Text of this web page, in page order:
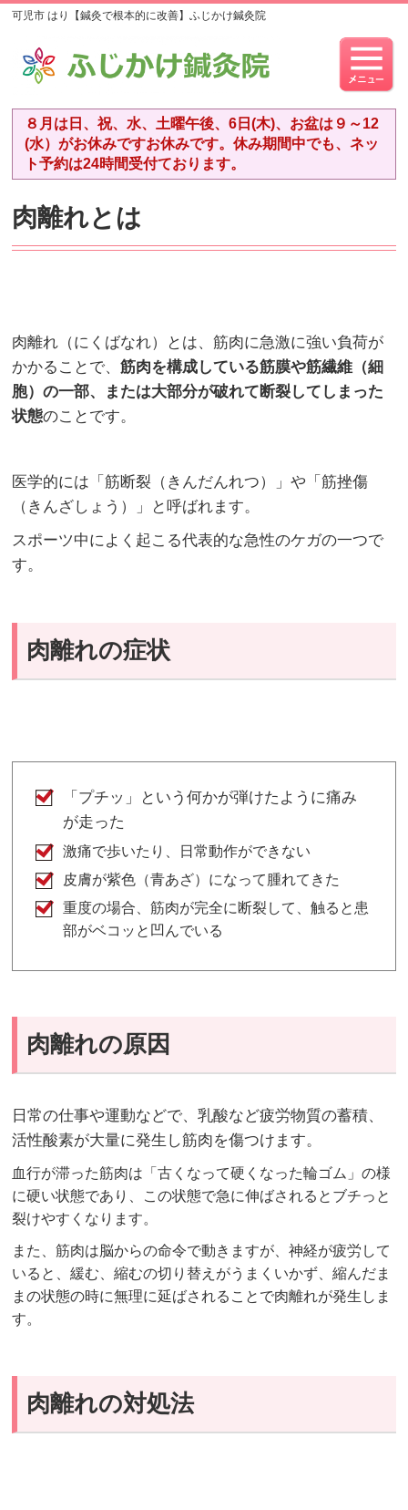
可児市 はり【鍼灸で根本的に改善】ふじかけ鍼灸院
８月は日、祝、水、土曜午後、6日(木)、お盆は９～12
(水）がお休みですお休みです。休み期間中でも、ネッ
ト予約は24時間受付ております。
肉離れとは
肉離れ（にくばなれ）とは、筋肉に急激に強い負荷が
かかることで、筋肉を構成している筋膜や筋繊維（細
胞）の一部、または大部分が破れて断裂してしまった
状態のことです。
医学的には「筋断裂（きんだんれつ）」や「筋挫傷
（きんざしょう）」と呼ばれます。
スポーツ中によく起こる代表的な急性のケガの一つで
す。
肉離れの症状
「プチッ」という何かが弾けたように痛み
が走った
激痛で歩いたり、日常動作ができない
皮膚が紫色（青あざ）になって腫れてきた
重度の場合、筋肉が完全に断裂して、触ると患
部がベコッと凹んでいる
肉離れの原因
日常の仕事や運動などで、乳酸など疲労物質の蓄積、
活性酸素が大量に発生し筋肉を傷つけます。
血行が滞った筋肉は「古くなって硬くなった輪ゴム」の様
に硬い状態であり、この状態で急に伸ばされるとブチっと
裂けやすくなります。
また、筋肉は脳からの命令で動きますが、神経が疲労して
いると、緩む、縮むの切り替えがうまくいかず、縮んだま
まの状態の時に無理に延ばされることで肉離れが発生しま
す。
肉離れの対処法